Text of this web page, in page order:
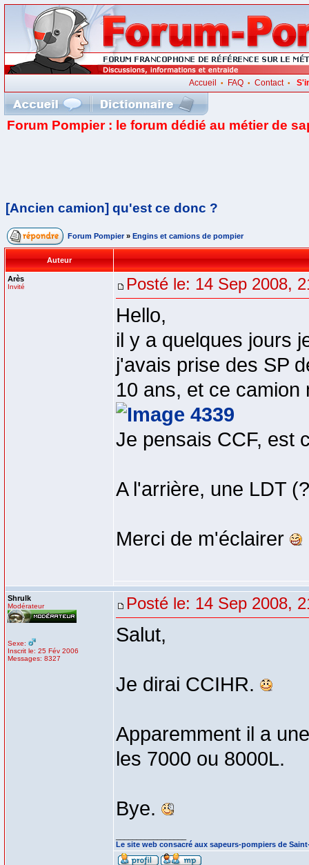
Accueil • FAQ• Contact•
Forum Pompier : le forum dédié au métier de
[Ancien camion] qu'est ce donc ?
Forum Pompier » Engins et camions de pompier
Auteur
Arès
Invité Posté le: 14 Sep 2008,
Hello,
il y a quelques jours
j'avais prise des SP
10 ans, et ce camion
Je pensais CCF, est
A l'arrière, une LDT
Merci de m'éclairer
Shrulk
Modérateur
Sexe:
Inscrit le: 25 Fév 2006
Messages: 8327
Posté le: 14 Sep 2008,
Salut,
Je dirai CCIHR.
Apparemment il a
les 7000 ou 8000L.
Bye.
Le site web consacré aux sapeurs-pompiers de